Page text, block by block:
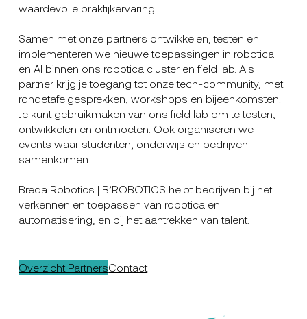
waardevolle praktijkervaring.
Samen met onze partners ontwikkelen, testen en
implementeren we nieuwe toepassingen in robotica
en AI binnen ons robotica cluster en field lab. Als
partner krijg je toegang tot onze tech-community, met
rondetafelgesprekken, workshops en bijeenkomsten.
Je kunt gebruikmaken van ons field lab om te testen,
ontwikkelen en ontmoeten. Ook organiseren we
events waar studenten, onderwijs en bedrijven
samenkomen.
Breda Robotics | B’ROBOTICS helpt bedrijven bij het
verkennen en toepassen van robotica en
automatisering, en bij het aantrekken van talent.
Overzicht PartnersContact